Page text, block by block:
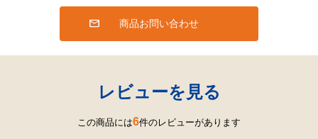
商品お問い合わせ
レビューを見る
この商品には6件のレビューがあります